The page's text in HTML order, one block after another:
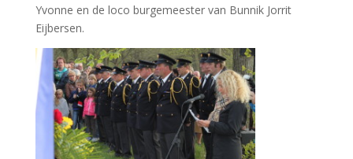
Yvonne en de loco burgemeester van Bunnik Jorrit
Eijbersen.